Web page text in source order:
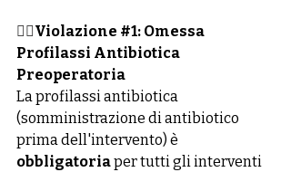
👉🏻Violazione #1: Omessa
Profilassi Antibiotica
Preoperatoria
La profilassi antibiotica
(somministrazione di antibiotico
prima dell'intervento) è
obbligatoria per tutti gli interventi